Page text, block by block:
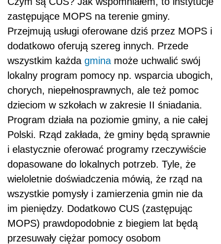
zastępujące MOPS na terenie gminy.
Przejmują usługi oferowane dziś przez MOPS i
dodatkowo oferują szereg innych. Przede
wszystkim każda gmina może uchwalić swój
lokalny program pomocy np. wsparcia ubogich,
chorych, niepełnosprawnych, ale też pomoc
dzieciom w szkołach w zakresie II śniadania.
Program działa na poziomie gminy, a nie całej
Polski. Rząd zakłada, że gminy będą sprawnie
i elastycznie oferować programy rzeczywiście
dopasowane do lokalnych potrzeb. Tyle, że
wieloletnie doświadczenia mówią, że rząd na
wszystkie pomysły i zamierzenia gmin nie da
im pieniędzy. Dodatkowo CUS (zastępując
MOPS) prawdopodobnie z biegiem lat będą
przesuwały ciężar pomocy osobom